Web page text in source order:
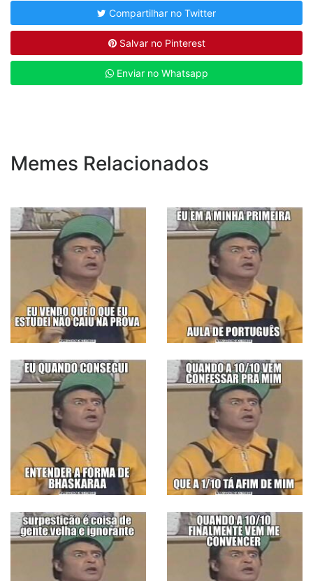
Compartilhar no Twitter
Salvar no Pinterest
Enviar no Whatsapp
Memes Relacionados